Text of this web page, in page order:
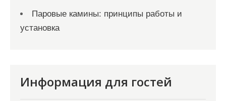
Паровые камины: принципы работы и
установка
Информация для гостей